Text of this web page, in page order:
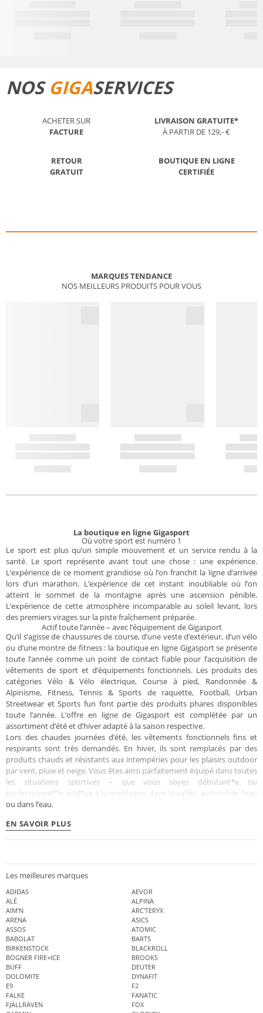
NOS GIGASERVICES
ACHETER SUR
FACTURE
LIVRAISON GRATUITE*
À PARTIR DE 129,- €
RETOUR
GRATUIT
BOUTIQUE EN LIGNE
CERTIFIÉE
MARQUES TENDANCE
NOS MEILLEURS PRODUITS POUR VOUS
La boutique en ligne Gigasport
Où votre sport est numéro 1
Le sport est plus qu’un simple mouvement et un service rendu à la
santé. Le sport représente avant tout une chose : une expérience.
L’expérience de ce moment grandiose où l’on franchit la ligne d’arrivée
lors d’un marathon. L’expérience de cet instant inoubliable où l’on
atteint le sommet de la montagne après une ascension pénible.
L’expérience de cette atmosphère incomparable au soleil levant, lors
des premiers virages sur la piste fraîchement préparée.
Actif toute l’année – avec l’équipement de Gigasport
Qu’il s’agisse de chaussures de course, d’une veste d’extérieur, d’un vélo
ou d’une montre de fitness : la boutique en ligne Gigasport se présente
toute l’année comme un point de contact fiable pour l’acquisition de
vêtements de sport et d’équipements fonctionnels. Les produits des
catégories Vélo & Vélo électrique, Course à pied, Randonnée &
Alpinisme, Fitness, Tennis & Sports de raquette, Football, Urban
Streetwear et Sports fun font partie des produits phares disponibles
toute l’année. L’offre en ligne de Gigasport est complétée par un
assortiment d’été et d’hiver adapté à la saison respective.
Lors des chaudes journées d’été, les vêtements fonctionnels fins et
respirants sont très demandés. En hiver, ils sont remplacés par des
produits chauds et résistants aux intempéries pour les plaisirs outdoor
par vent, pluie et neige. Vous êtes ainsi parfaitement équipé dans toutes
les situations sportives – que vous soyez débutant*e ou
professionnel*le actif*ve à la montagne, dans la vallée, au bord de l’eau
ou dans l’eau.
EN SAVOIR PLUS
Les meilleures marques
ADIDAS
AEVOR
ALÉ
ALPINA
AIM'N
ARC'TERYX
ARENA
ASICS
ASSOS
ATOMIC
BABOLAT
BARTS
BIRKENSTOCK
BLACKROLL
BOGNER FIRE+ICE
BROOKS
BUFF
DEUTER
DOLOMITE
DYNAFIT
E9
F2
FALKE
FANATIC
FJÄLLRÄVEN
FOX